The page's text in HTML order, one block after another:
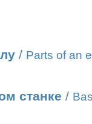
/ Parts of an
станке /